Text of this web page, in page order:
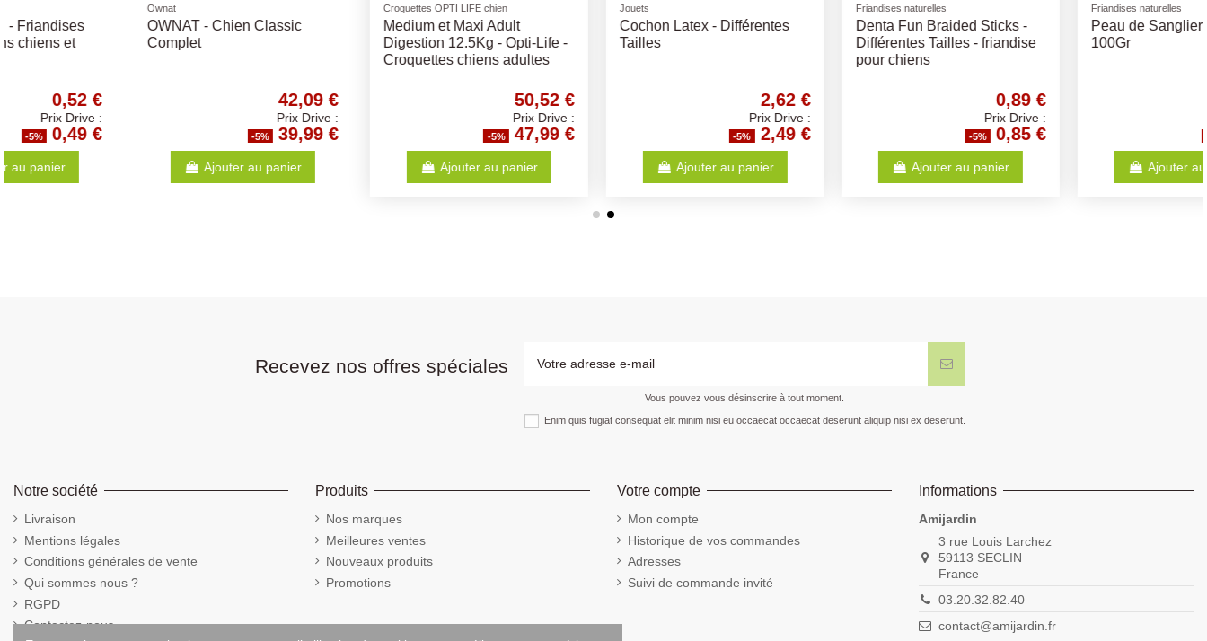
Croquettes OPTI LIFE chien
Medium et Maxi Adult
Digestion 12.5Kg - Opti-Life -
Ajouter au panier
Cochon Latex - Différentes
Ajouter au panier
Denta Fun Braided Sticks -
Différentes Tailles - friandise
pour chiens
Ajouter au panier
Peau de Sanglier 15cm
Ajouter au panier
Crocodile Latex 30cm
Ajouter au panier
Recevez nos offres spéciales
Vous pouvez vous désinscrire à tout moment.
Enim quis fugiat consequat elit minim nisi eu occaecat occaecat deserunt aliquip nisi ex deserunt.
Notre société
Livraison
Mentions légales
Conditions générales de vente
Qui sommes nous ?
RGPD
Contactez-nous
Produits
Nos marques
Meilleures ventes
Nouveaux produits
Promotions
Votre compte
Mon compte
Historique de vos commandes
Adresses
Suivi de commande invité
Informations
Amijardin
3 rue Louis Larchez
59113 SECLIN
France
03.20.32.82.40
contact@amijardin.fr